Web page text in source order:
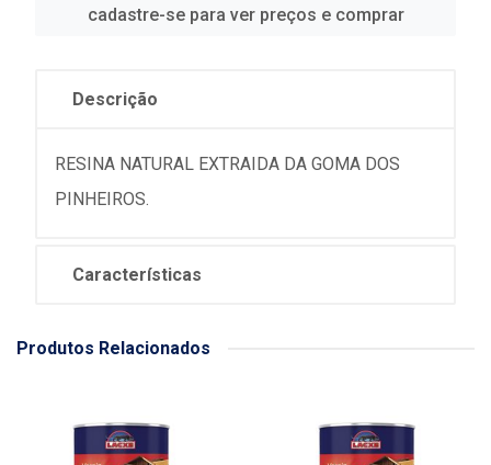
cadastre-se para ver preços e comprar
Descrição
RESINA NATURAL EXTRAIDA DA GOMA DOS
PINHEIROS.
Características
Produtos Relacionados